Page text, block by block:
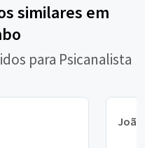
similares em
para Psicanalista